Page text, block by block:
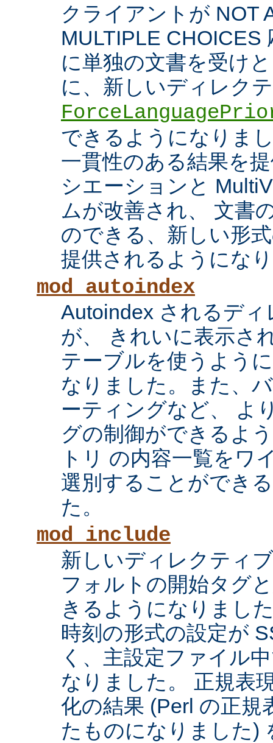
クライアントが NOT
MULTIPLE CHOICES
に単独の文書を受け
に、新しいディレク
できるようになりま
一貫性のある結果を
シエーションと
ムが改善され、 文書
のできる、新しい形
提供されるようにな
mod_autoindex
Autoindex されるデ
が、 きれいに表示さ
テーブルを使うよう
なりました。また、
ーティングなど、 よ
グの制御ができるよ
トリ の内容一覧をワ
選別することができ
た。
mod_include
新しいディレクティ
フォルトの開始タグ
きるようになりまし
時刻の形式の設定が
く、主設定ファイル
なりました。 正規表
化の結果 (Perl の正規
たものになりました)